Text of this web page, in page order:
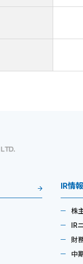
IR情報
株
IR
財
中